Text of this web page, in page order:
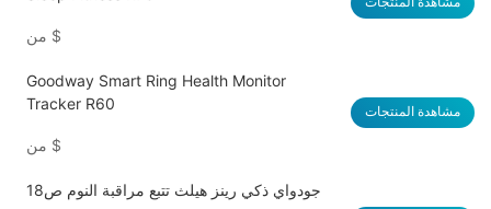
$
مشاهدة المنتجات
Goodway Smart Ring Health Monitor
Tracker R60
$
مشاهدة المنتجات
جودواي ذكي رينز هيلث تتبع مراقبة النوم ص18